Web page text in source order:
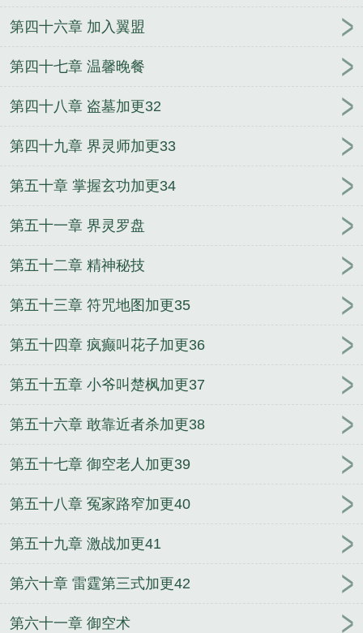
第四十六章 加入翼盟
第四十七章 温馨晚餐
第四十八章 盗墓加更32
第四十九章 界灵师加更33
第五十章 掌握玄功加更34
第五十一章 界灵罗盘
第五十二章 精神秘技
第五十三章 符咒地图加更35
第五十四章 疯癫叫花子加更36
第五十五章 小爷叫楚枫加更37
第五十六章 敢靠近者杀加更38
第五十七章 御空老人加更39
第五十八章 冤家路窄加更40
第五十九章 激战加更41
第六十章 雷霆第三式加更42
第六十一章 御空术